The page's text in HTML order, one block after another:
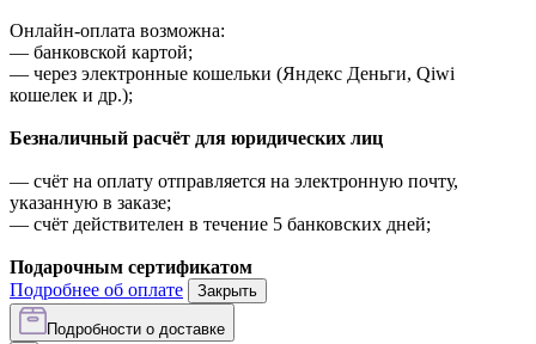
Онлайн-оплата возможна:
— банковской картой;
— через электронные кошельки (Яндекс Деньги, Qiwi
кошелек и др.);
Безналичный расчёт для юридических лиц
— счёт на оплату отправляется на электронную почту,
указанную в заказе;
— счёт действителен в течение 5 банковских дней;
Подарочным сертификатом
Подробнее об оплате
Закрыть
Подробности о доставке